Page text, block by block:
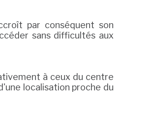
par conséquent son
sans difficultés aux
à ceux du centre
localisation proche du